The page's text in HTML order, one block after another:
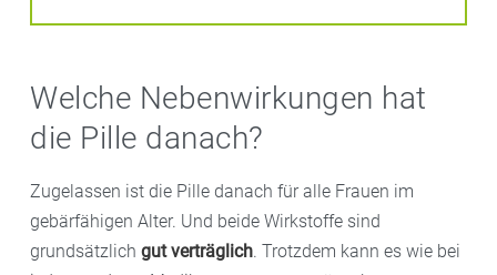
Welche Nebenwirkungen hat
die Pille danach?
Zugelassen ist die Pille danach für alle Frauen im
gebärfähigen Alter. Und beide Wirkstoffe sind
grundsätzlich gut verträglich. Trotzdem kann es wie bei